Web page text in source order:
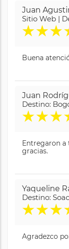
Juan
Sitio Web |
★★★
Buena
Juan
Destino:
★★★
Entregaron a
gracias.
Yaqueline
Destino:
★★★
Agradezco